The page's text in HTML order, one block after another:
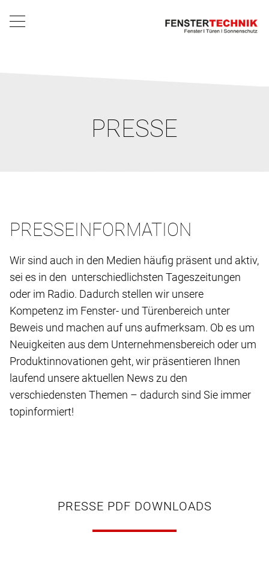
PRESSE
PRESSEINFORMATION
Wir sind auch in den Medien häufig präsent und aktiv,
sei es in den unterschiedlichsten Tageszeitungen
oder im Radio. Dadurch stellen wir unsere
Kompetenz im Fenster- und Türenbereich unter
Beweis und machen auf uns aufmerksam. Ob es um
Neuigkeiten aus dem Unternehmensbereich oder um
Produktinnovationen geht, wir präsentieren Ihnen
laufend unsere aktuellen News zu den
verschiedensten Themen – dadurch sind Sie immer
topinformiert!
PRESSE PDF DOWNLOADS